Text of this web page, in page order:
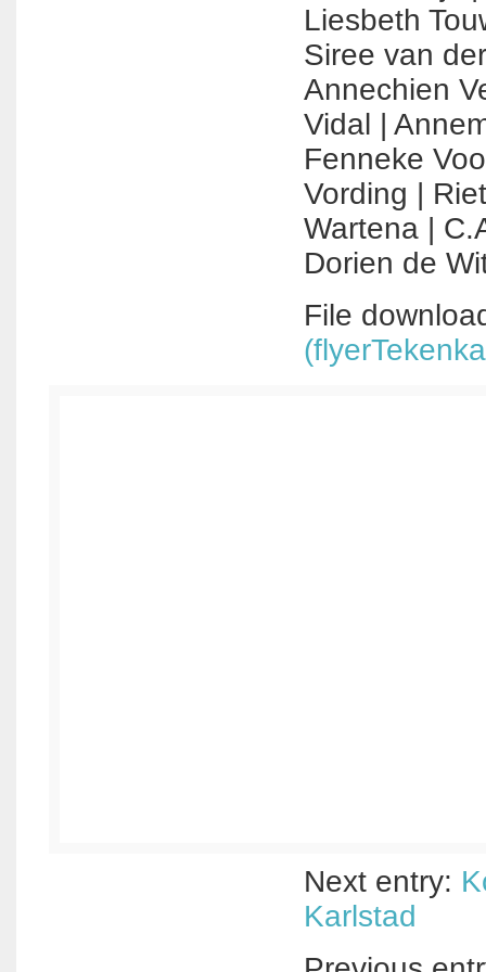
Liesbeth
Siree van
Annechien
Vidal​ |
Fenneke
Vording​ |​
Wartena​ |​
Dorien de
File
Next entry:
Karlstad